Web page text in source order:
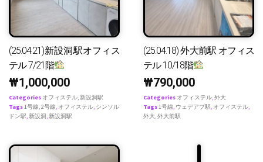
(25.04.21)新設洞駅オフィス
テル 7/21階
₩1,000,000
Categories オフィステル,新設洞駅
Tags1号線,2号線, オフィステル, シンソル
ドン駅,新設洞,新設洞駅
(25.04.18) 外大前駅 オフィス
テル 10/18階
₩790,000
Categories オフィステル,外大
Tags1号線, ウェデアプ駅, オフィステル,
外大,外大前駅